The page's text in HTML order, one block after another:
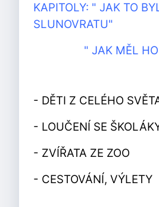
KAPITOLY: " JAK TO
SLUNOVRATU"
" JAK MĚL
- DĚTI Z CELÉHO
- LOUČENÍ SE
- ZVÍŘATA ZE ZOO
- CESTOVÁNÍ, VÝLETY